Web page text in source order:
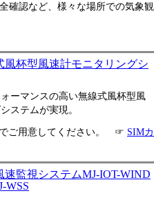
確認など、様々な場所での気象観
風杯型風速計モニタリングシ
ーマンスの高い無線式風杯型風
ステムが実現。
ご用意してください。 ☞ SIMカ
監視システムMJ-IOT-WIND
WSS